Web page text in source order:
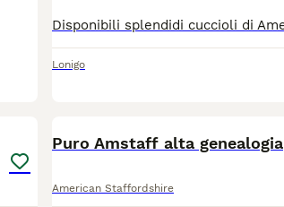
Lonigo
Puro Amstaff alta genealogia
American Staffordshire